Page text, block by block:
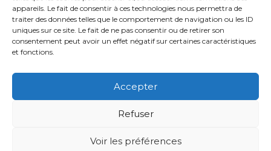
appareils. Le fait de consentir à ces technologies nous permettra de
traiter des données telles que le comportement de navigation ou les ID
uniques sur ce site. Le fait de ne pas consentir ou de retirer son
consentement peut avoir un effet négatif sur certaines caractéristiques
et fonctions.
Accepter
Refuser
Voir les préférences
Votre CPTS
Professionnels de santé